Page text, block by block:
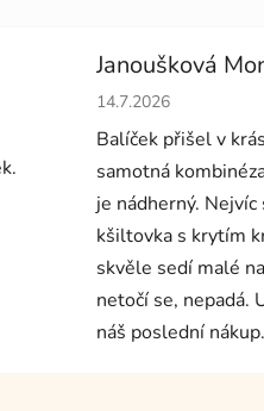
Janoušková
Hodnocení
14.7.2026
Balíček přišel v
samotná
je nádherný.
kšiltovka s krytím
skvěle sedí malé
netočí se, nepadá.
náš poslední nákup.